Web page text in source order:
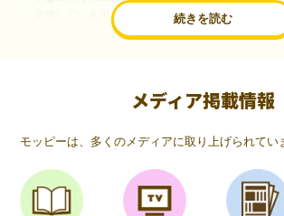
続きを読む
交換しています。このようにすることで、ほぼ無
行や海外旅行を実現しています。モッピーは陸マ
いつものネットショッピングが、
（20代・女性）
友達に勧められてモッピーをはじめました。空い
い物をすることが多いのですが、モッピーを経由
のポイントとモッピーのポイントが二重で貯まる
メディア掲載情報
モッピーは、多くのメディアに取り上げられてい